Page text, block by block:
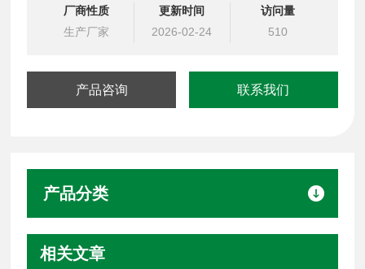
厂商性质
生产厂家
更新时间
2026-02-24
访问量
510
产品咨询 联系我们
产品分类
相关文章